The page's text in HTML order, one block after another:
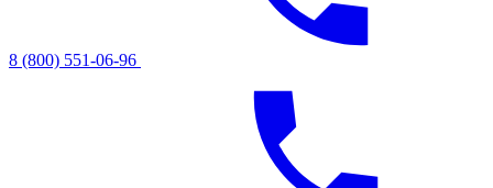
8 (800) 551-06-96